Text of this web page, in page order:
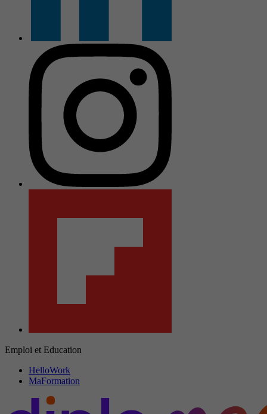
Emploi et Education
HelloWork
MaFormation